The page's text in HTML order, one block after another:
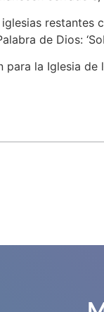
restantes
de Dios:
para la Iglesia